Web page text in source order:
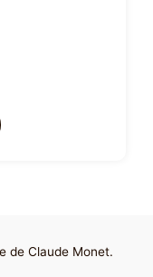
de Claude Monet.